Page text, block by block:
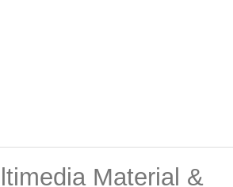
Material &